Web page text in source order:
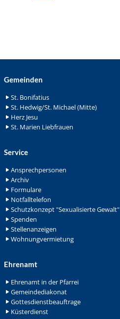
Gemeinden
St. Bonifatius
St. Hedwig/St. Michael (Mitte)
Herz Jesu
St. Marien Liebfrauen
Service
Ansprechpersonen
Archiv
Formulare
Notfalltelefon
Schutzkonzept "Sexualisierte Gewalt"
Spenden
Stellenanzeigen
Wohnungvermietung
Ehrenamt
Ehrenamt in der Pfarrei
Gemeindediakonat
Gottesdienstbeauftrage
Küsterdienst